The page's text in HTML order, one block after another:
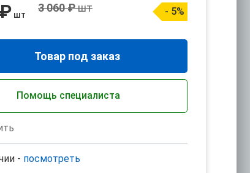
шт
3 060 ₽шт - 5%
Товар под заказ
Помощь специалиста
- посмотреть